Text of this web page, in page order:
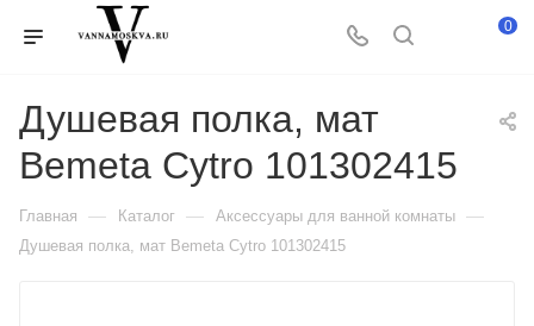
0
Душевая полка, мат
Bemeta Cytro 101302415
Главная — Каталог — Аксессуары для ванной комнаты —
Душевая полка, мат Bemeta Cytro 101302415